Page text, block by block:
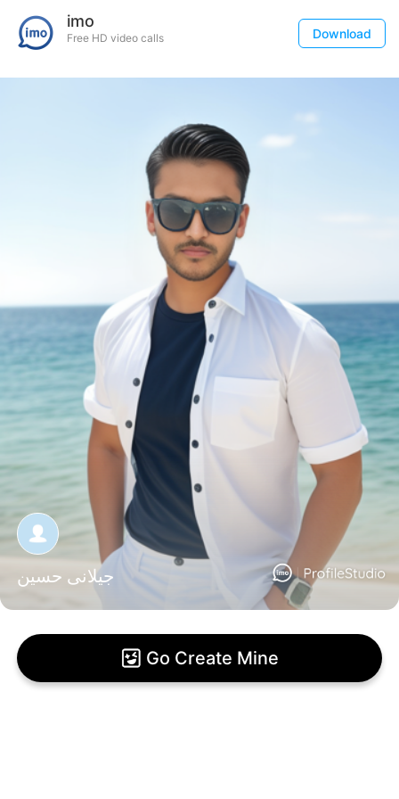
imo
Free HD video calls Download
جیلانی حسین
Go Create Mine